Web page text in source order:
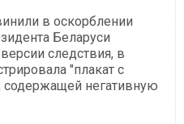
в оскорблении
Беларуси
следствия, в
"плакат с
негативную